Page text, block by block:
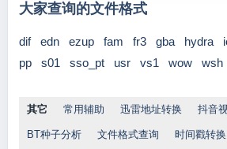
大家查询的文件格式
dif edn ezup fam fr3 gba hydra
pp
s01 sso_pt usr vs1 wow wsh
其它 常用辅助 迅雷地址转换 抖音
BT种子分析 文件格式查询 时间戳转换